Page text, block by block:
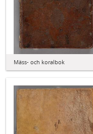
Mäss- och koralbok